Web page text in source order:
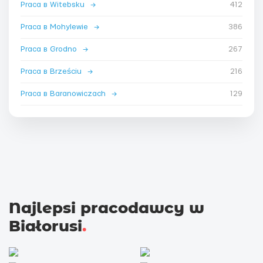
Praca в Witebsku → 412
Praca в Mohylewie → 386
Praca в Grodno → 267
Praca в Brześciu → 216
Praca в Baranowiczach → 129
Najlepsi pracodawcy w
Białorusi.